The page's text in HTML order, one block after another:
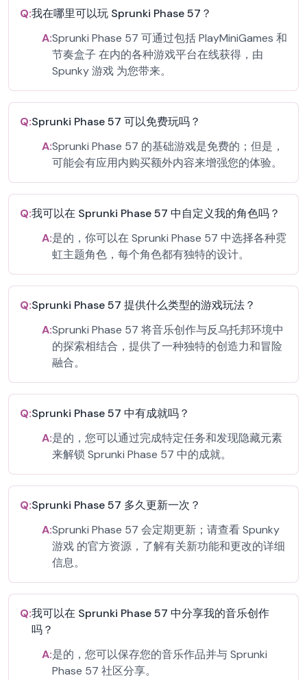
Q:我在哪里可以玩 Sprunki Phase 57？
A:Sprunki Phase 57 可通过包括 PlayMiniGames 和
节奏盒子 在内的各种游戏平台在线获得，由
Spunky 游戏 为您带来。
Q:Sprunki Phase 57 可以免费玩吗？
A:Sprunki Phase 57 的基础游戏是免费的；但是，
可能会有应用内购买额外内容来增强您的体验。
Q:我可以在 Sprunki Phase 57 中自定义我的角色吗？
A:是的，你可以在 Sprunki Phase 57 中选择各种霓
虹主题角色，每个角色都有独特的设计。
Q:Sprunki Phase 57 提供什么类型的游戏玩法？
A:Sprunki Phase 57 将音乐创作与反乌托邦环境中
的探索相结合，提供了一种独特的创造力和冒险
融合。
Q:Sprunki Phase 57 中有成就吗？
A:是的，您可以通过完成特定任务和发现隐藏元素
来解锁 Sprunki Phase 57 中的成就。
Q:Sprunki Phase 57 多久更新一次？
A:Sprunki Phase 57 会定期更新；请查看 Spunky
游戏 的官方资源，了解有关新功能和更改的详细
信息。
Q:我可以在 Sprunki Phase 57 中分享我的音乐创作
吗？
A:是的，您可以保存您的音乐作品并与 Sprunki
Phase 57 社区分享。